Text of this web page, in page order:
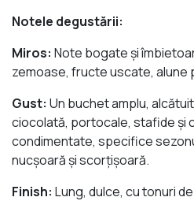
Notele degustării:
Miros: Note bogate şi
zemoase, fructe uscate, alune
Gust: Un buchet amplu,
ciocolată, portocale, stafide şi
condimentate, specifice
nucşoară şi scorţişoară.
Finish: Lung, dulce, cu tonuri